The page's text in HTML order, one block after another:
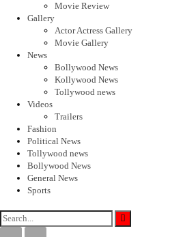
Movie Review
Gallery
Actor Actress Gallery
Movie Gallery
News
Bollywood News
Kollywood News
Tollywood news
Videos
Trailers
Fashion
Political News
Tollywood news
Bollywood News
General News
Sports